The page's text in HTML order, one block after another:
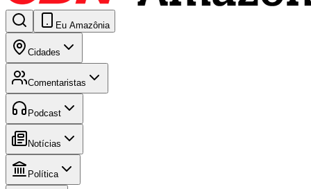
Eu Amazônia
Cidades
Comentaristas
Podcast
Notícias
Política